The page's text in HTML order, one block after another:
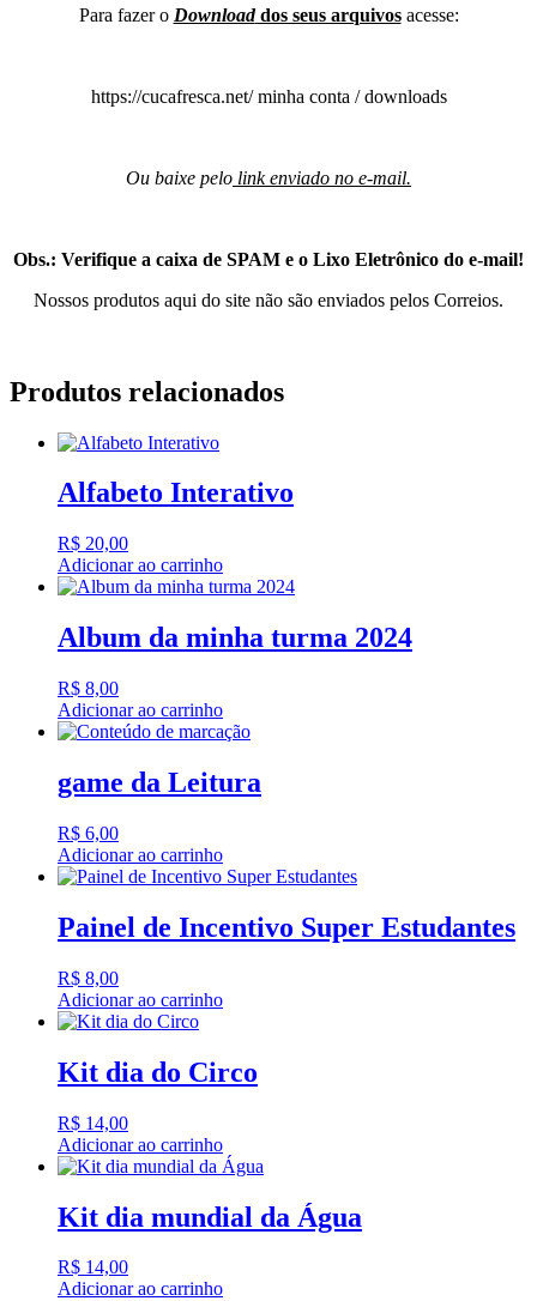
Para fazer o Downloaddos seus arquivos acesse:
https://cucafresca.net/ minha conta / downloads
Ou baixe pelo link enviado no e-mail.
Obs.: Verifique a caixa de SPAM e o Lixo Eletrônico do e-mail!
Nossos produtos aqui do site não são enviados pelos Correios.
Produtos relacionados
Alfabeto Interativo
R$ 20,00
Adicionar ao carrinho
Album da minha turma 2024
R$ 8,00
Adicionar ao carrinho
game da Leitura
R$ 6,00
Adicionar ao carrinho
Painel de Incentivo Super Estudantes
R$ 8,00
Adicionar ao carrinho
Kit dia do Circo
R$ 14,00
Adicionar ao carrinho
Kit dia mundial da Água
R$ 14,00
Adicionar ao carrinho